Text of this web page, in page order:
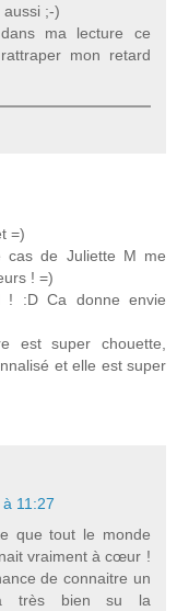
aussi ;-)
ma lecture ce
mon retard
=)
cas de Juliette M me
! =)
! :D Ca donne envie
est super chouette,
et elle est super
11:27
que tout le monde
vraiment à cœur !
de connaitre un
a très bien su la